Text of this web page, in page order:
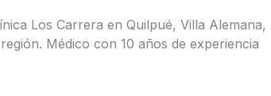
Los Carrera en Quilpué, Villa Alemana,
Médico con 10 años de experiencia